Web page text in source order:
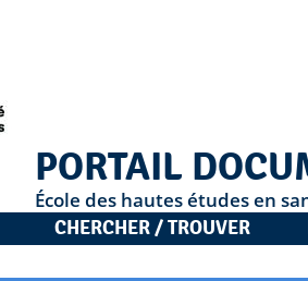
PORTAIL
École des hautes études en
CHERCHER / TROUVER